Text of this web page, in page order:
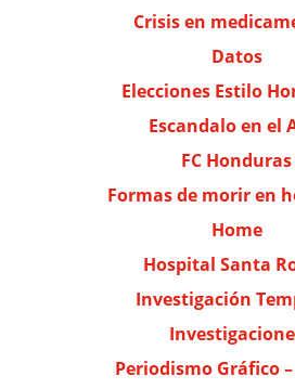
Crisis en
Datos
Elecciones Estilo
Escandalo en el
FC Honduras
Formas de morir en
Home
Hospital Santa
Investigación
Periodismo Gráfico